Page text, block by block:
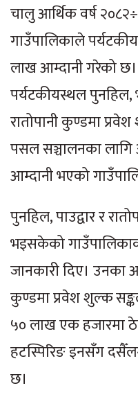
चालु आर्थिक वर्ष
गाउँपालिकाले
लाख आम्दानी गरेको छ।
पर्यटकीयस्थल पुनहिल,
रातोपानी कुण्डमा
पसल सञ्चालनका
आम्दानी भएको
पुनहिल, पाउद्वार र
भइसकेको
जानकारी दिए। उनका
कुण्डमा प्रवेश शुल्क
५० लाख एक हजारमा
हटस्पिरिङ इनसँग
छ।